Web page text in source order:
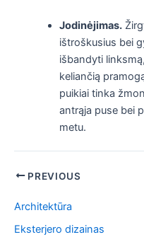
Jodinėjimas.
ištroškusius bei
išbandyti
keliančią
puikiai tinka
antrąja puse bei
metu.
PostPREVIOUS
Architektūra
Eksterjero dizainas